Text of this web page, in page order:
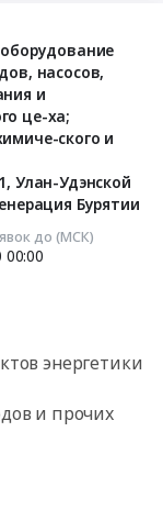
насосов,
и
це-ха;
ского и
Улан-Удэнской
Бурятии
до (МСК)
00:00
энергетики
и прочих
обслуживание